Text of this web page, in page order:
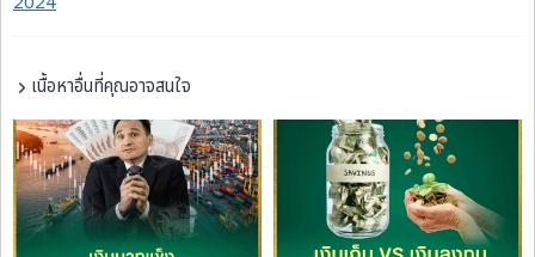
เนื้อหาอื่นที่คุณอาจสนใจ